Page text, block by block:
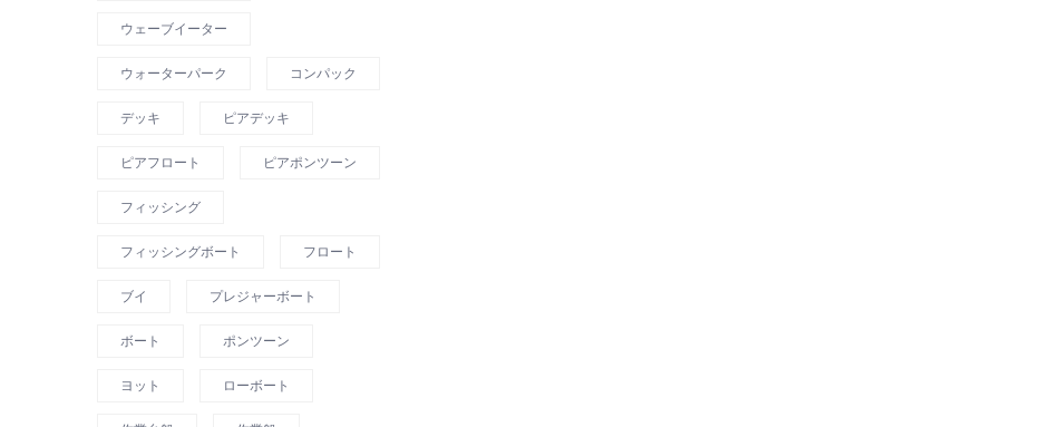
ウェーブイーター
ウォーターパーク コンパック
デッキ ピアデッキ
ピアフロート ピアポンツーン
フィッシング
フィッシングボート フロート
ブイ プレジャーボート
ボート ポンツーン
ヨット ローボート